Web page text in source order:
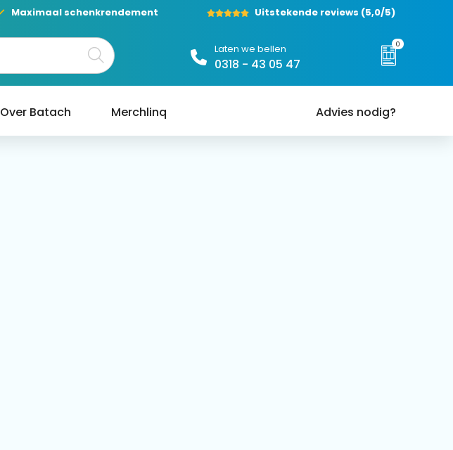
Maximaal schenkrendement Uitstekende reviews (5,0/5)
Laten we bellen
0318 - 43 05 47
0
Over Batach Merchlinq Advies nodig?